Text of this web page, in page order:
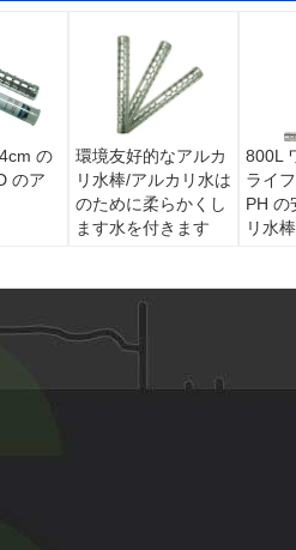
の
のア
環境友好的なアルカ
リ水棒/アルカリ水は
のために柔らかくし
ます水を付きます
800L
ライ
PH の
リ水棒